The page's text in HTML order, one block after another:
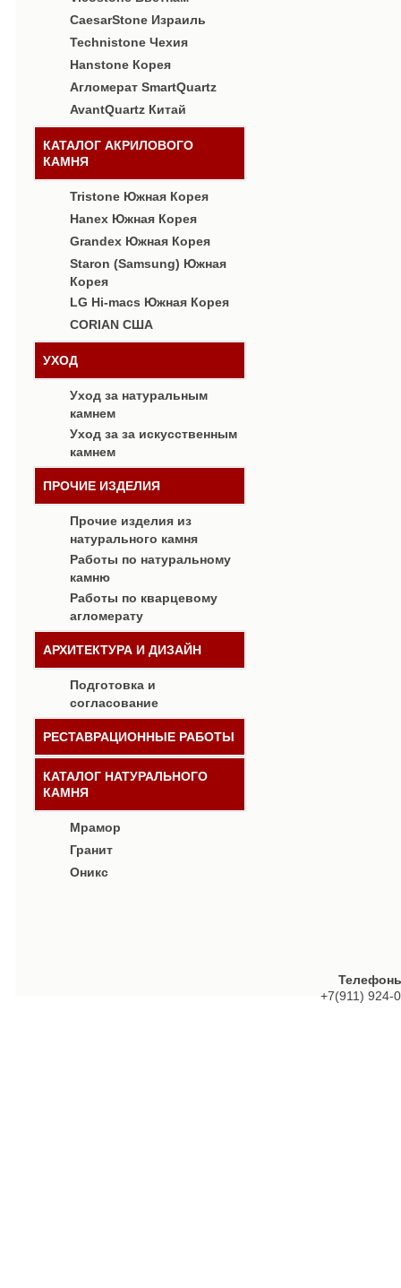
CaesarStone Израиль
Technistone Чехия
Hanstone Корея
Агломерат SmartQuartz
AvantQuartz Китай
КАТАЛОГ АКРИЛОВОГО
КАМНЯ
Tristone Южная Корея
Hanex Южная Корея
Grandex Южная Корея
Staron (Samsung) Южная
Корея
LG Hi-macs Южная Корея
CORIAN США
УХОД
Уход за натуральным
камнем
Уход за за искусственным
камнем
ПРОЧИЕ ИЗДЕЛИЯ
Прочие изделия из
натурального камня
Работы по натуральному
камню
Работы по кварцевому
агломерату
АРХИТЕКТУРА И ДИЗАЙН
Подготовка и
согласование
РЕСТАВРАЦИОННЫЕ РАБОТЫ
КАТАЛОГ НАТУРАЛЬНОГО
КАМНЯ
Мрамор
Гранит
Оникс
+7(911) 924-